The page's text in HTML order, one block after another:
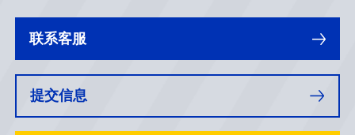
联系客服
提交信息